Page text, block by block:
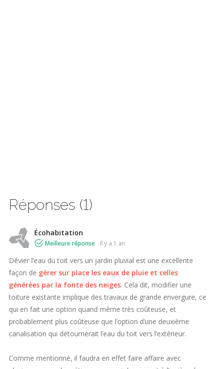
Réponses (1)
Écohabitation
Meilleure réponse il y a 1 an
Dévier l’eau du toit vers un jardin pluvial est une excellente
façon de gérer sur place les eaux de pluie et celles
générées par la fonte des neiges. Cela dit, modifier une
toiture existante implique des travaux de grande envergure, ce
qui en fait une option quand même très coûteuse, et
probablement plus coûteuse que l’option d’une deuxième
canalisation qui détournerait l’eau du toit vers l’extérieur.
Comme mentionné, il faudra en effet faire affaire avec